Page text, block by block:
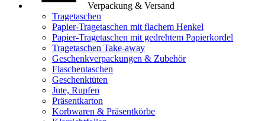
Verpackung & Versand
Tragetaschen
Papier-Tragetaschen mit flachem Henkel
Papier-Tragetaschen mit gedrehtem Papierkordel
Tragetaschen Take-away
Geschenkverpackungen & Zubehör
Flaschentaschen
Geschenktüten
Jute, Rupfen
Präsentkarton
Korbwaren & Präsentkörbe